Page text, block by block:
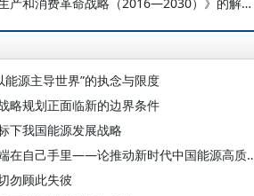
源主导世界”的执念与限度
略规划正面临新的边界条件
下我国能源发展战略
任平：能源的饭碗必须端在自
勿顾此失彼